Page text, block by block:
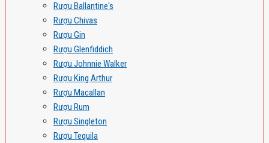
Rượu Ballantine's
Rượu Chivas
Rượu Gin
Rượu Glenfiddich
Rượu Johnnie Walker
Rượu King Arthur
Rượu Macallan
Rượu Rum
Rượu Singleton
Rượu Tequila